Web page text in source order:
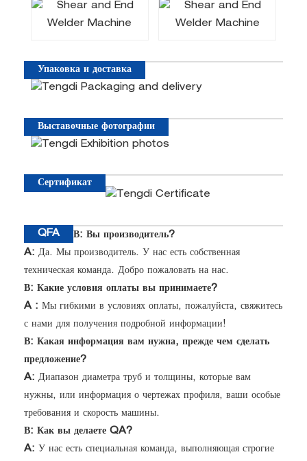
Упаковка и доставка
Выставочные фотографии
Сертификат
QFA
В: Вы производитель?
A: Да. Мы производитель. У нас есть собственная
техническая команда. Добро пожаловать на нас.
В: Какие условия оплаты вы принимаете?
A: Мы гибкими в условиях оплаты, пожалуйста, свяжитесь
с нами для получения подробной информации!
В: Какая информация вам нужна, прежде чем сделать
предложение?
A: Диапазон диаметра труб и толщины, которые вам
нужны, или информация о чертежах профиля, ваши особые
требования и скорость машины.
В: Как вы делаете QA?
A: У нас есть специальная команда, выполняющая строгие